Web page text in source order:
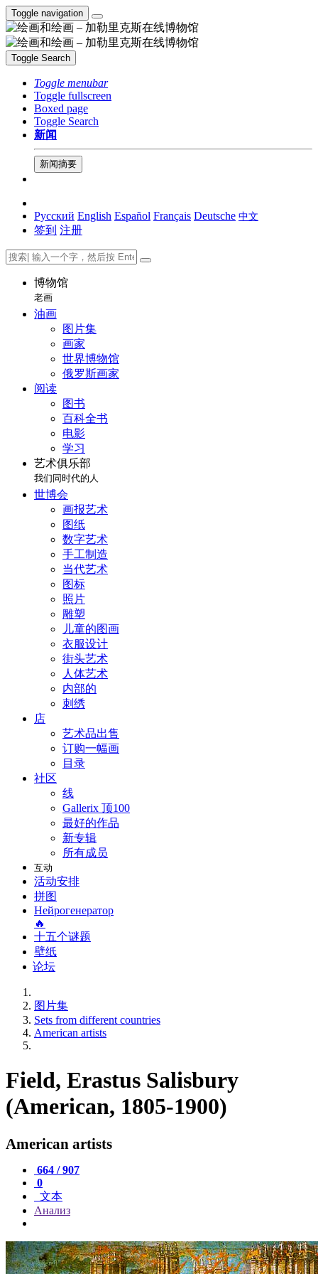
Toggle navigation
Toggle Search
Toggle menubar
Toggle fullscreen
Boxed page
Toggle Search
新闻
新闻摘要
Русский English Español Français Deutsche 中文
签到 注册
博物馆
老画
油画
图片集
画家
世界博物馆
俄罗斯画家
阅读
图书
百科全书
电影
学习
艺术俱乐部
我们同时代的人
世博会
画报艺术
图纸
数字艺术
手工制造
当代艺术
图标
照片
雕塑
儿童的图画
衣服设计
街头艺术
人体艺术
内部的
刺绣
店
艺术品出售
订购一幅画
目录
社区
线
Gallerix 顶100
最好的作品
新专辑
所有成员
互动
活动安排
拼图
Нейрогенератор
🔥
十五个谜题
壁纸
论坛
图片集
Sets from different countries
American artists
Field, Erastus Salisbury
(American, 1805-1900)
American artists
664 / 907
0
文本
Анализ